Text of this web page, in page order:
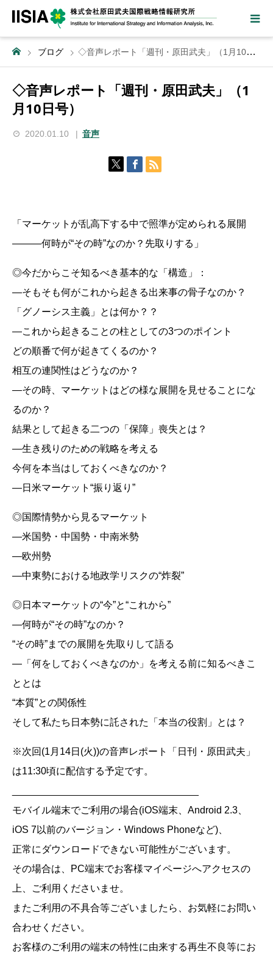
ブログ ◇音声レポート「週刊・原田武夫」（1月10日号）
◇音声レポート「週刊・原田武夫」（1
月10日号）
2020.01.10 音声
「マーケットが乱高下する中で照準が定められる展開
―――何時が“その時”なのか？先取りする」
◎今だからこそ知るべき基本的な「構造」：
―そもそも何がこれから起きる出来事の骨子なのか？
「グノーシス主義」とは何か？？
―これから起きることの柱としての3つのポイント
どの順番で何が起きてくるのか？
相互の連関性はどうなのか？
―その時、マーケットはどの様な展開を見せることにな
るのか？
結果として起きる二つの「保障」喪失とは？
―生き残りのための戦略を考える
今何を本当はしておくべきなのか？
―日米マーケット“振り返り”
◎国際情勢から見るマーケット
―米国勢・中国勢・中南米勢
―欧州勢
―中東勢における地政学リスクの“炸裂”
◎日本マーケットの“今”と“これから”
―何時が“その時”なのか？
“その時”までの展開を先取りして語る
―「何をしておくべきなのか」を考える前に知るべきこ
ととは
“本質”との関係性
そして私たち日本勢に託された「本当の役割」とは？
※次回(1月14日(火))の音声レポート「日刊・原田武夫」
は11:30頃に配信する予定です。
モバイル端末でご利用の場合(iOS端末、Android 2.3、
iOS 7以前のバージョン・Windows Phoneなど)、
正常にダウンロードできない可能性がございます。
その場合は、PC端末でお客様マイページへアクセスの
上、ご利用くださいませ。
またご利用の不具合等ございましたら、お気軽にお問い
合わせください。
お客様のご利用の端末の特性に由来する再生不良等にお